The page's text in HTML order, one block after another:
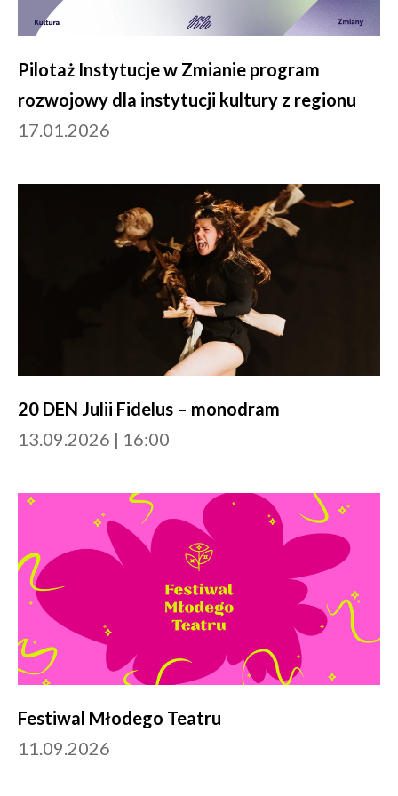
Pilotaż Instytucje w Zmianie program
rozwojowy dla instytucji kultury z regionu
17.01.2026
20 DEN Julii Fidelus – monodram
13.09.2026 | 16:00
Festiwal Młodego Teatru
11.09.2026